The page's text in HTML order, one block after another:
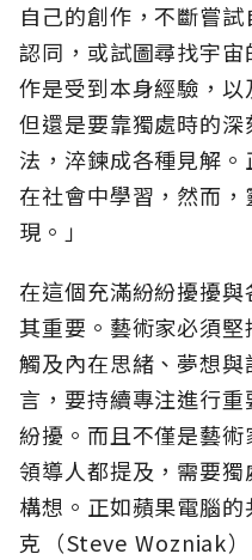
自己的創作，不斷嘗
認同，或試圖尋找宇
作是受到本身經驗，以
但還是要靠獨處時的
法，淬鍊成各種見解
在社會中學習，然而
現。」
在這個充滿紛紛擾擾
其重要。藝術家必須
觸及內在思緒、夢想
言，要持續專注進行
紛擾。而且不僅是藝
領導人都提及，需要
構想。正如蘋果電腦
克（Steve Wozniak